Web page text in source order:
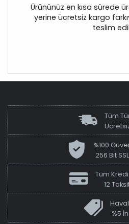
Ürününüz en kısa sürede
yerine ücretsiz kargo
teslim
Tüm
%100
256 Bit
Tüm
12
%5